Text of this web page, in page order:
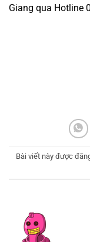
Giang qua Hotline
Bài viết này được